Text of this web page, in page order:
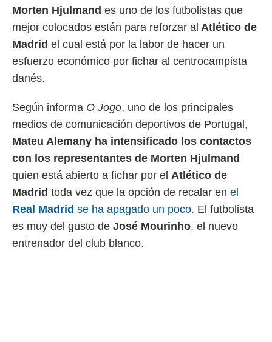
no
Puedes
acceder a
abono
únicos
similares
como
IP
de
Morten Hjulmand es uno de los futbolistas que
mejor colocados están para reforzar al Atlético de
Madrid el cual está por la labor de hacer un
esfuerzo económico por fichar al centrocampista
danés.
Según informa O Jogo, uno de los principales
medios de comunicación deportivos de Portugal,
Mateu Alemany ha intensificado los contactos
con los representantes de Morten Hjulmand
quien está abierto a fichar por el Atlético de
Madrid toda vez que la opción de recalar en el
Real Madrid se ha apagado un poco. El futbolista
es muy del gusto de José Mourinho, el nuevo
entrenador del club blanco.